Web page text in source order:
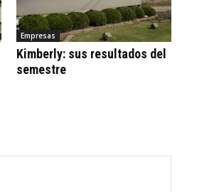
Empresas
Kimberly: sus resultados del
semestre